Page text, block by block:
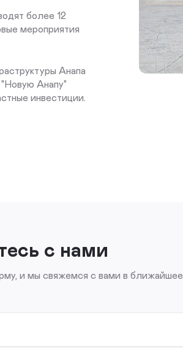
более 12
мероприятия
Анапа
Анапу"
инвестиции.
с нами
и мы свяжемся с вами в ближайшее